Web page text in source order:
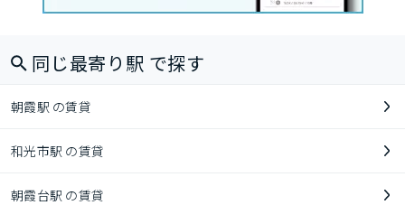
同じ最寄り駅 で探す
朝霞駅 の賃貸
和光市駅 の賃貸
朝霞台駅 の賃貸